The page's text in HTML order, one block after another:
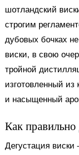
шотландский
строгим
дубовых бочках
виски, в свою
тройной
изготовленный из
и насыщенный
Как правильно
Дегустация виски